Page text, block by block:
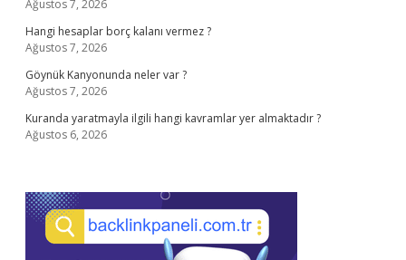
Ağustos 7, 2026
Hangi hesaplar borç kalanı vermez ?
Ağustos 7, 2026
Göynük Kanyonunda neler var ?
Ağustos 7, 2026
Kuranda yaratmayla ilgili hangi kavramlar yer almaktadır ?
Ağustos 6, 2026